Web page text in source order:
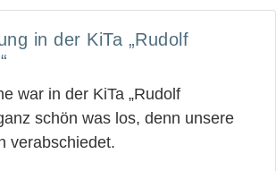
in der KiTa „Rudolf
war in der KiTa „Rudolf
schön was los, denn unsere
verabschiedet.